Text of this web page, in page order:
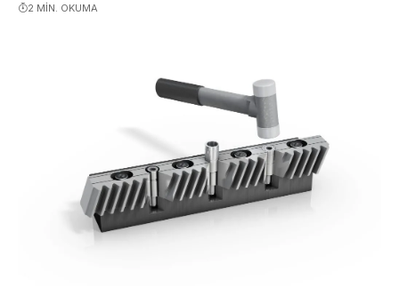
2 MIN. OKUMA